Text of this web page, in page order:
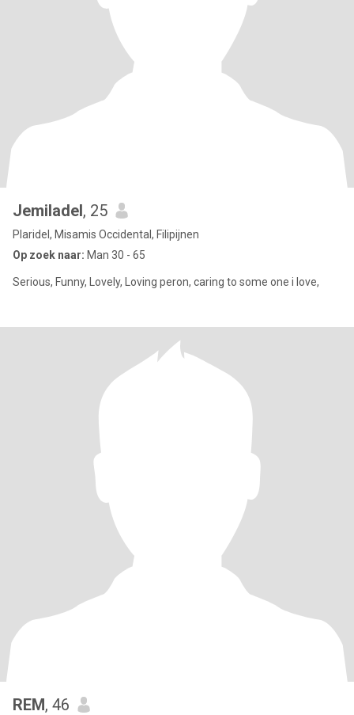
Jemiladel, 25
Plaridel, Misamis Occidental, Filipijnen
Op zoek naar: Man 30 - 65
Serious, Funny, Lovely, Loving peron, caring to some one i love,
REM, 46